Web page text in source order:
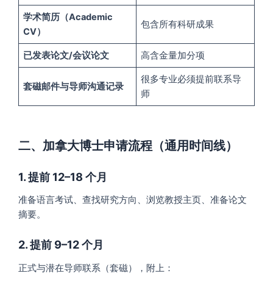
学术简历（Academic
CV）
包含所有科研成果
已发表论文/会议论文 高含金量加分项
套磁邮件与导师沟通记录
很多专业必须提前联系导
师
二、加拿大博士申请流程（通用时间线）
1. 提前 12–18 个月
准备语言考试、查找研究方向、浏览教授主页、准备论文
摘要。
2. 提前 9–12 个月
正式与潜在导师联系（套磁），附上：